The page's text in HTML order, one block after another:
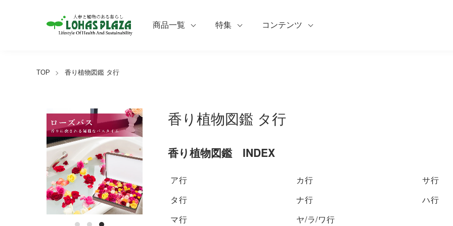
商品一覧 特集 コンテンツ
TOP 香り植物図鑑 タ行
香り植物図鑑 タ行
香り植物図鑑 INDEX
ア行 カ行
サ行
タ行
ナ行
ハ行
マ行
ヤ/ラ/ワ行